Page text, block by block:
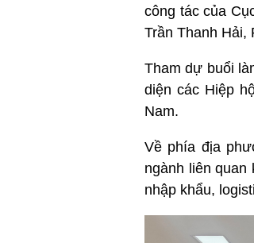
công tác của
Trần Thanh Hải,
Tham dự buổi
diện các Hiệp
Nam.
Về phía địa
ngành liên quan
nhập khẩu,